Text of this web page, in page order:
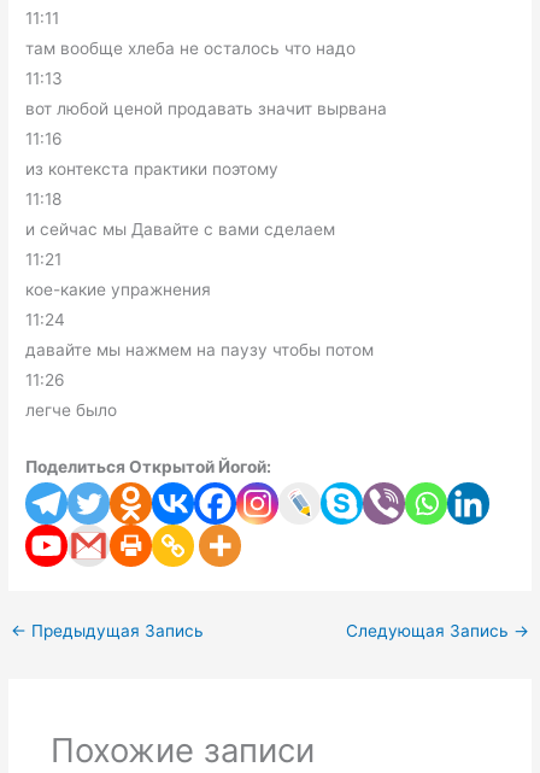
11:11
там вообще хлеба не осталось что надо
11:13
вот любой ценой продавать значит вырвана
11:16
из контекста практики поэтому
11:18
и сейчас мы Давайте с вами сделаем
11:21
кое-какие упражнения
11:24
давайте мы нажмем на паузу чтобы потом
11:26
легче было
Поделиться Открытой Йогой:
← Предыдущая Запись Следующая Запись →
Похожие записи